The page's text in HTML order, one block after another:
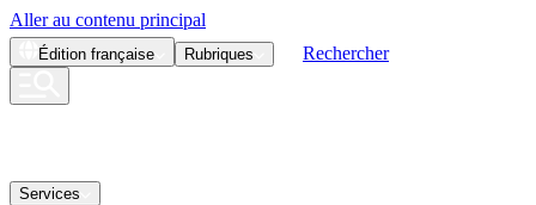
Aller au contenu principal
Édition française Rubriques Rechercher
Services